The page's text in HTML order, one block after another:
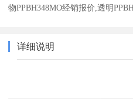
物PPBH348MO经销报价,透明
详细说明